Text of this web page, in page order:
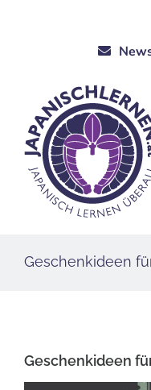
Geschenkideen
Geschenkideen